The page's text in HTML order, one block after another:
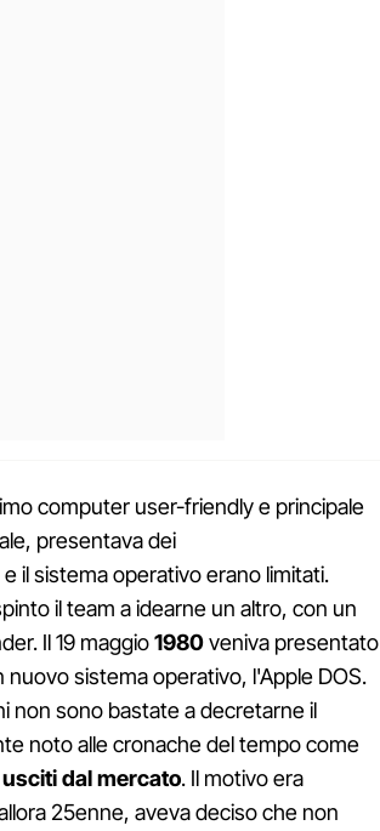
computer user-friendly e principale
presentava dei
il sistema operativo erano limitati.
il team a idearne un altro, con un
Il 19 maggio1980veniva presentato
nuovo sistema operativo, l'Apple DOS.
non sono bastate a decretarne il
noto alle cronache del tempo come
dal mercato. Il motivo era
25enne, aveva deciso che non